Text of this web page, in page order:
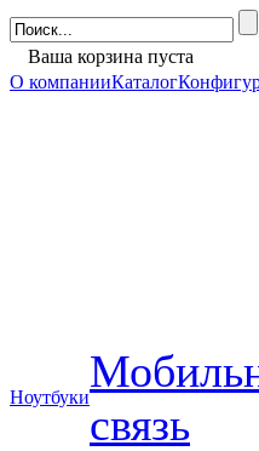
Ваша корзина пуста
О компанииКаталог
Ноутбуки
связь